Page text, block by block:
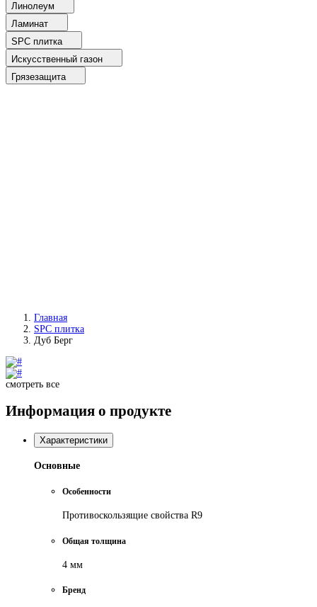
Линолеум
Ламинат
SPC плитка
Искусственный газон
Грязезащита
Главная
SPC плитка
Дуб Берг
смотреть все
Информация о продукте
Характеристики
Основные
Особенности
Противоскользящие свойства R9
Общая толщина
4 мм
Бренд